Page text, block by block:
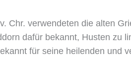
Chr. verwendeten die alten
dafür bekannt, Husten zu
für seine heilenden und